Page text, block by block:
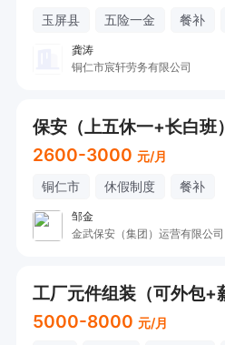
玉屏县 五险一金 餐补
龚涛
铜仁市宸轩劳务有限公司
保安（上五休一+长白班）
2600-3000 元/月
铜仁市 休假制度 餐补
邹金
金武保安（集团）运营有限公司
5000-8000 元/月